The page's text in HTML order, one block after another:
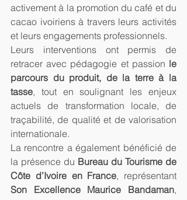
activement à la promotion du café et du
cacao ivoiriens à travers leurs activités
et leurs engagements professionnels.
Leurs interventions ont permis de
retracer avec pédagogie et passion le
parcours du produit, de la terre à la
tasse, tout en soulignant les enjeux
actuels de transformation locale, de
traçabilité, de qualité et de valorisation
internationale.
La rencontre a également bénéficié de
la présence du Bureau du Tourisme de
Côte d’Ivoire en France
Son Excellence Maurice Bandaman,